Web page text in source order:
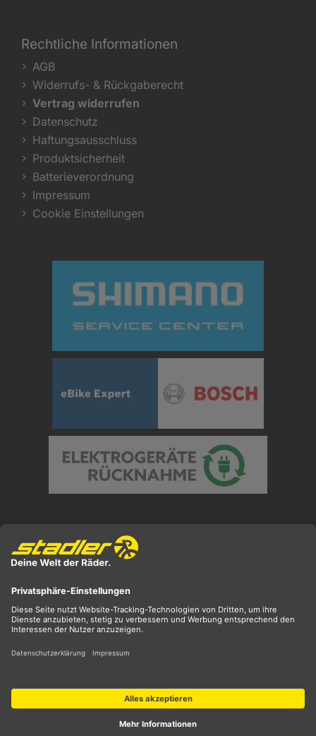
Rechtliche Informationen
AGB
Widerrufs- & Rückgaberecht
Vertrag widerrufen
Datenschutz
Haftungsausschluss
Produktsicherheit
Batterieverordnung
Impressum
Cookie Einstellungen
** ehemaliger UVP
*** Preis entspricht unserem Markteinführungspreis